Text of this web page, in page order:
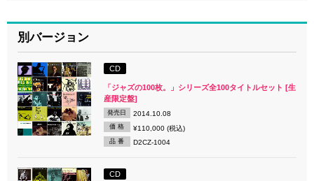
別バージョン
CD
「ジャズの100枚。」シリーズ全100タイトルセット [生
産限定盤]
発売日 2014.10.08
価 格 ¥110,000 (税込)
品 番 D2CZ-1004
CD